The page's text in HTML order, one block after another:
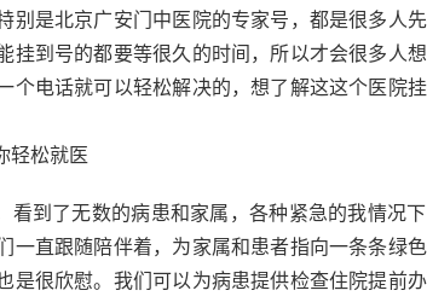
别是北京广安门中医院的专家号，都是很多人
挂到号的都要等很久的时间，所以才会很多人想
个电话就可以轻松解决的，想了解这这个医院
轻松就医
看到了无数的病患和家属，各种紧急的我情况
一直跟随陪伴着，为家属和患者指向一条条绿
是很欣慰。我们可以为病患提供检查住院提前